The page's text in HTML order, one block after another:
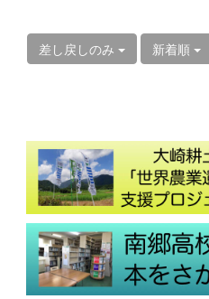
差し戻しのみ 新着順